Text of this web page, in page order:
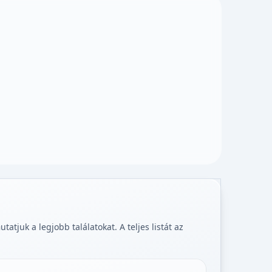
a legjobb találatokat. A teljes listát az